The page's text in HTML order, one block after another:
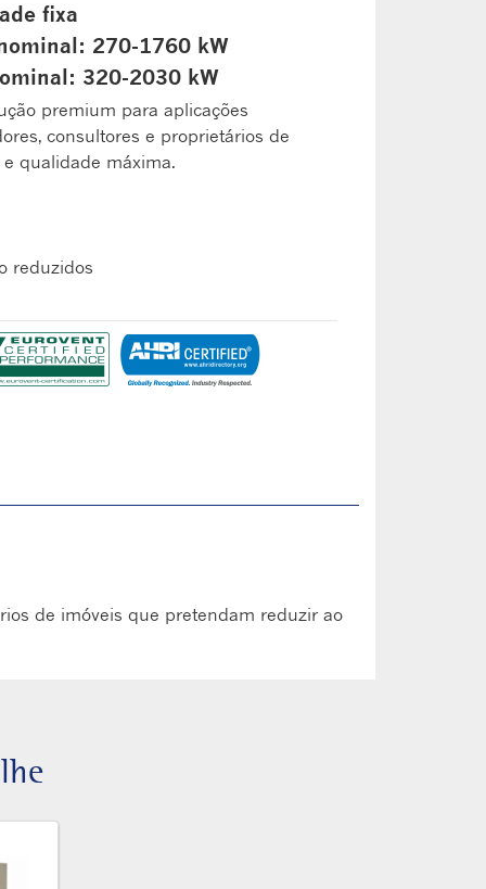
fixa
270-1760 kW
320-2030 kW
premium para aplicações
consultores e proprietários de
qualidade máxima.
reduzidos
de imóveis que pretendam reduzir ao